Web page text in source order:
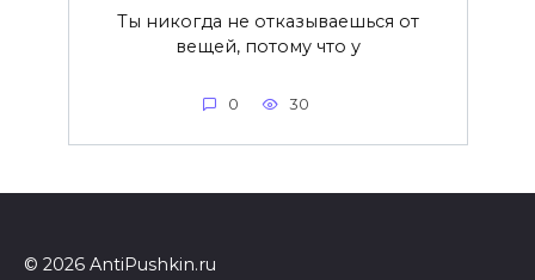
Ты никогда не отказываешься от
вещей, потому что у
0 30
© 2026 AntiPushkin.ru